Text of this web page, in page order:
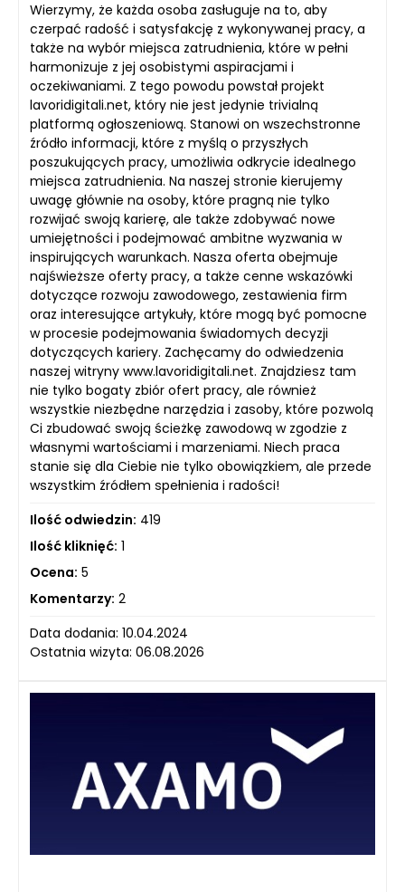
Wierzymy, że każda osoba zasługuje na to, aby
czerpać radość i satysfakcję z wykonywanej pracy, a
także na wybór miejsca zatrudnienia, które w pełni
harmonizuje z jej osobistymi aspiracjami i
oczekiwaniami. Z tego powodu powstał projekt
lavoridigitali.net, który nie jest jedynie trivialną
platformą ogłoszeniową. Stanowi on wszechstronne
źródło informacji, które z myślą o przyszłych
poszukujących pracy, umożliwia odkrycie idealnego
miejsca zatrudnienia. Na naszej stronie kierujemy
uwagę głównie na osoby, które pragną nie tylko
rozwijać swoją karierę, ale także zdobywać nowe
umiejętności i podejmować ambitne wyzwania w
inspirujących warunkach. Nasza oferta obejmuje
najświeższe oferty pracy, a także cenne wskazówki
dotyczące rozwoju zawodowego, zestawienia firm
oraz interesujące artykuły, które mogą być pomocne
w procesie podejmowania świadomych decyzji
dotyczących kariery. Zachęcamy do odwiedzenia
naszej witryny www.lavoridigitali.net. Znajdziesz tam
nie tylko bogaty zbiór ofert pracy, ale również
wszystkie niezbędne narzędzia i zasoby, które pozwolą
Ci zbudować swoją ścieżkę zawodową w zgodzie z
własnymi wartościami i marzeniami. Niech praca
stanie się dla Ciebie nie tylko obowiązkiem, ale przede
wszystkim źródłem spełnienia i radości!
Ilość odwiedzin: 419
Ilość kliknięć: 1
Ocena: 5
Komentarzy: 2
Data dodania: 10.04.2024
Ostatnia wizyta: 06.08.2026